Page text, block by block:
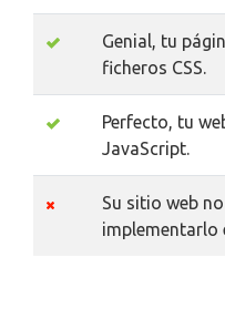
Genial, tu
ficheros CSS.
Perfecto, tu
JavaScript.
Su sitio web
implementarlo